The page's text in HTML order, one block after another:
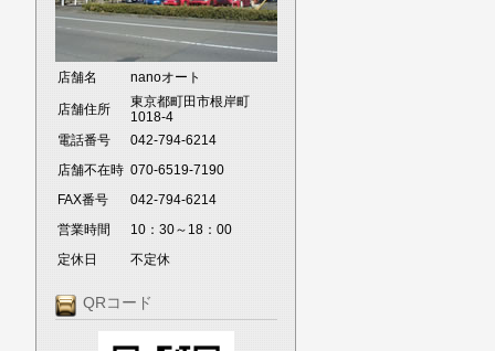
店舗名 nanoオート
店舗住所
東京都町田市根岸町
1018-4
電話番号
042-794-6214
店舗不在時 070-6519-7190
FAX番号
042-794-6214
営業時間
10：30～18：00
定休日
不定休
QRコード